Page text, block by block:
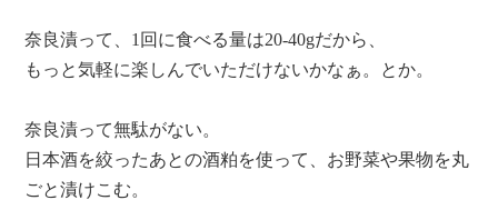
奈良漬って、1回に食べる量は20-40gだから、
もっと気軽に楽しんでいただけないかなぁ。とか。
奈良漬って無駄がない。
日本酒を絞ったあとの酒粕を使って、お野菜や果物を丸
ごと漬けこむ。